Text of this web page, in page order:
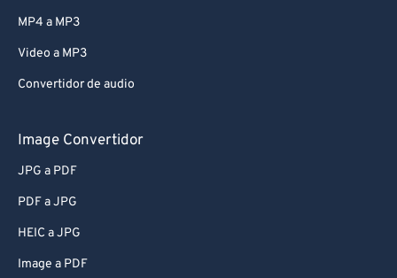
MP4 a MP3
Video a MP3
Convertidor de audio
Image Convertidor
JPG a PDF
PDF a JPG
HEIC a JPG
Image a PDF